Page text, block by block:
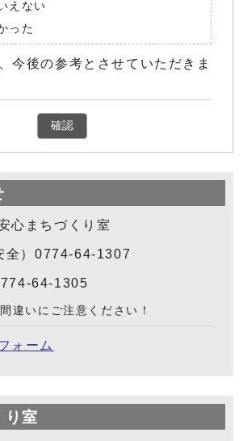
えない
った
今後の参考とさせていただきま
確認
心まちづくり室
全）0774-64-1307
64-1305
違いにご注意ください！
ォーム
り室